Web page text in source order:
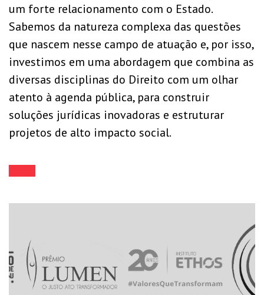
um forte relacionamento com o Estado.
Sabemos da natureza complexa das questões
que nascem nesse campo de atuação e, por isso,
investimos em uma abordagem que combina as
diversas disciplinas do Direito com um olhar
atento à agenda pública, para construir
soluções jurídicas inovadoras e estruturar
projetos de alto impacto social.